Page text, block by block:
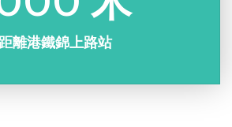
距離港鐵錦上路站